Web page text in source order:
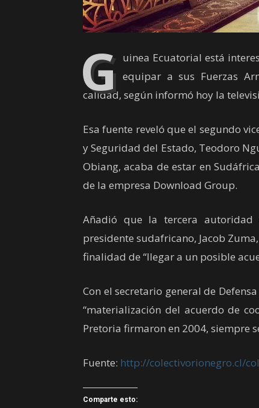
G uinea Ecuatorial está
equipar a sus Fuerzas
calidad, según informó hoy la
Esa fuente reveló que el segundo
y Seguridad del Estado, Teodoro
Obiang, acaba de estar en
de la empresa Download Group.
Añadió que la tercera
presidente sudafricano, Jacob
finalidad de “llegar a un posible
Con el secretario general de
“materialización del acuerdo de
Pretoria firmaron en 2004, siempre
Fuente: http://colectivorionegro.cl/
Comparte esto: